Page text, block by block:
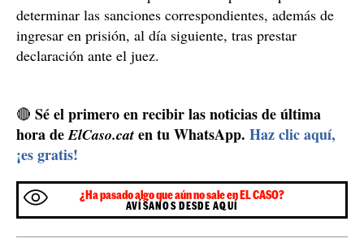
determinar las sanciones correspondientes, además de
ingresar en prisión, al día siguiente, tras prestar
declaración ante el juez.
🔴 Sé el primero en recibir las noticias de última
hora deElCaso.cat en tu WhatsApp. Haz clic aquí,
¡es gratis!
¿Ha pasado algo que aún no sale en EL CASO?
AVÍSANOS DESDE AQUÍ